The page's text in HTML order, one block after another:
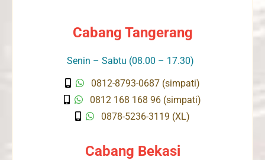
Cabang Tangerang
Senin – Sabtu (08.00 – 17.30)
0812-8793-0687 (simpati)
0812 168 168 96 (simpati)
0878-5236-3119 (XL)
Cabang Bekasi